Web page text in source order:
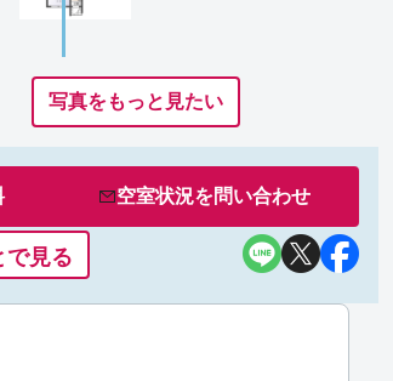
写真をもっと見たい
空室状況を問い合わせ
で見る